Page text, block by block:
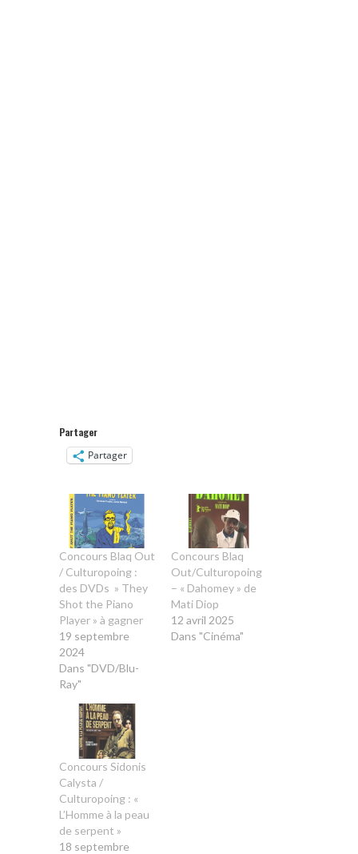
Partager
Partager
Concours Blaq Out
/ Culturopoing :
des DVDs » They
Shot the Piano
Player » à gagner
19 septembre
2024
Dans "DVD/Blu-
Ray"
Concours Blaq
Out/Culturopoing
– « Dahomey » de
Mati Diop
12 avril 2025
Dans "Cinéma"
Concours Sidonis
Calysta /
Culturopoing : «
L’Homme à la peau
de serpent »
18 septembre